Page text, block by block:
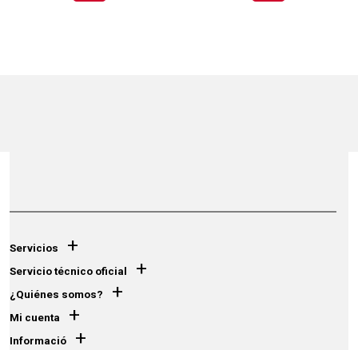
Servicios +
Servicio técnico oficial +
¿Quiénes somos? +
Mi cuenta +
Informació +